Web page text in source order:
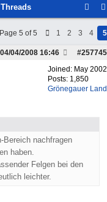
Page 5 of 5 1 2 3 4 5
#257745
04/04/2008 16:46
Joined: May 2002
Posts: 1,850
Grönegauer Land
Bereich nachfragen
haben.
Felgen bei den
leichter.